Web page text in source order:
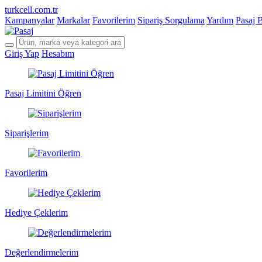
turkcell.com.tr
Kampanyalar Markalar Favorilerim Sipariş Sorgulama Yardım Pasaj
Giriş Yap Hesabım
Pasaj Limitini Öğren
Siparişlerim
Favorilerim
Hediye Çeklerim
Değerlendirmelerim